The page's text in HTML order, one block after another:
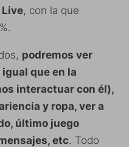
, con la que
podremos ver
que en la
interactuar con él),
y ropa, ver a
último juego
etc. Todo